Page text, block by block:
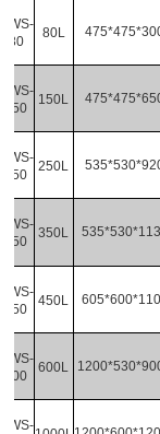
80
80L
150
150L
250
250L
350
350L
450
450L
600
600L